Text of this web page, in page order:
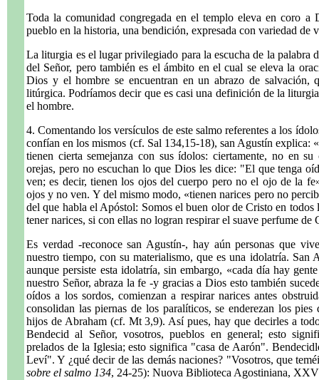
Toda la comunidad congregada en el templo eleva en coro a
pueblo en la historia, una bendición, expresada con variedad de
La liturgia es el lugar privilegiado para la escucha de la palabra
del Señor, pero también es el ámbito en el cual se eleva la
Dios y el hombre se encuentran en un abrazo de salvación,
litúrgica. Podríamos decir que es casi una definición de la
el hombre.
4. Comentando los versículos de este salmo referentes a los
confían en los mismos (cf. Sal 134,15-18), san Agustín explica:
tienen cierta semejanza con sus ídolos: ciertamente, no en
orejas, pero no escuchan lo que Dios les dice: "El que tenga
ven; es decir, tienen los ojos del cuerpo pero no el ojo de la
ojos y no ven. Y del mismo modo, «tienen narices pero no
del que habla el Apóstol: Somos el buen olor de Cristo en
tener narices, si con ellas no logran respirar el suave perfume de
Es verdad -reconoce san Agustín-, hay aún personas que
nuestro tiempo, con su materialismo, que es una idolatría. San
aunque persiste esta idolatría, sin embargo, «cada día hay
nuestro Señor, abraza la fe -y gracias a Dios esto también
oídos a los sordos, comienzan a respirar narices antes
consolidan las piernas de los paralíticos, se enderezan los
hijos de Abraham (cf. Mt 3,9). Así pues, hay que decirles a
Bendecid al Señor, vosotros, pueblos en general; esto
prelados de la Iglesia; esto significa "casa de Aarón".
Leví". Y ¿qué decir de las demás naciones? "Vosotros, que
sobre el salmo 134, 24-25): Nuova Biblioteca Agostiniana,